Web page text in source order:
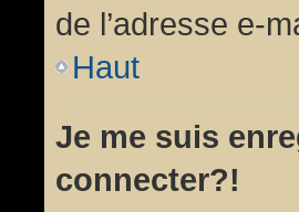
de l’adresse e-
Haut
Je me suis
connecter?!